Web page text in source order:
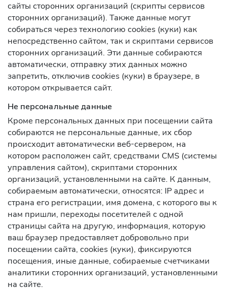
сайты сторонних организаций (скрипты сервисов
сторонних организаций). Также данные могут
собираться через технологию cookies (куки) как
непосредственно сайтом, так и скриптами сервисов
сторонних организаций. Эти данные собираются
автоматически, отправку этих данных можно
запретить, отключив cookies (куки) в браузере, в
котором открывается сайт.
Не персональные данные
Кроме персональных данных при посещении сайта
собираются не персональные данные, их сбор
происходит автоматически веб-сервером, на
котором расположен сайт, средствами CMS (системы
управления сайтом), скриптами сторонних
организаций, установленными на сайте. К данным,
собираемым автоматически, относятся: IP адрес и
страна его регистрации, имя домена, с которого вы к
нам пришли, переходы посетителей с одной
страницы сайта на другую, информация, которую
ваш браузер предоставляет добровольно при
посещении сайта, cookies (куки), фиксируются
посещения, иные данные, собираемые счетчиками
аналитики сторонних организаций, установленными
на сайте.